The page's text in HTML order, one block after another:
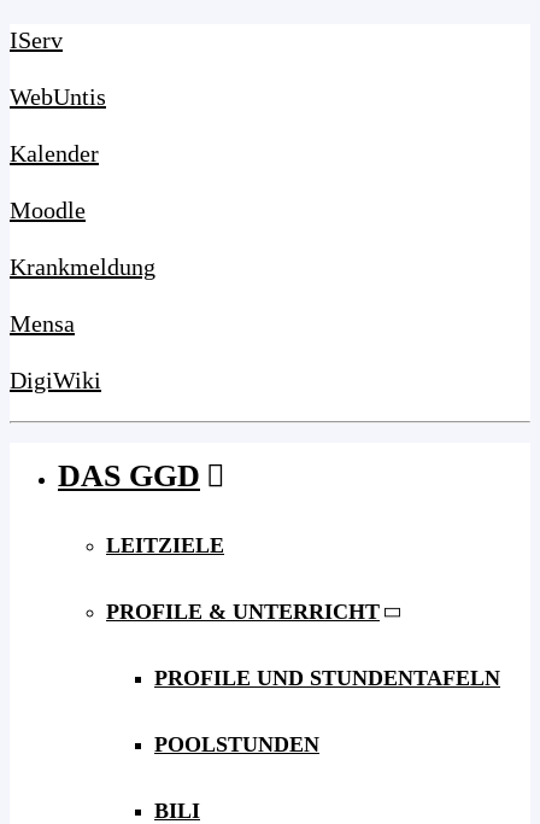
IServ
WebUntis
Kalender
Moodle
Krankmeldung
Mensa
DigiWiki
DAS GGD
LEITZIELE
PROFILE & UNTERRICHT
PROFILE UND STUNDENTAFELN
POOLSTUNDEN
BILI